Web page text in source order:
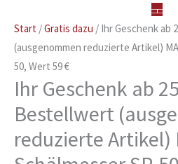
Start /Gratis dazu / Ihr Geschenk ab
(ausgenommen reduzierte Artikel)
50, Wert 59 €
Ihr Geschenk ab
Bestellwert
reduzierte Artikel)
MAC
Superior
Schälmesser
SP-
Wert
59
€